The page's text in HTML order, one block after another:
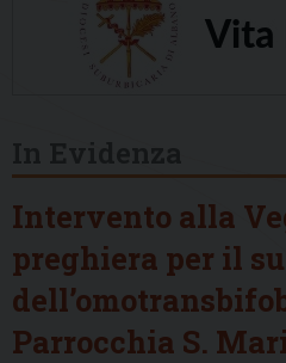
Intervento alla
preghiera per il
Parrocchia S.